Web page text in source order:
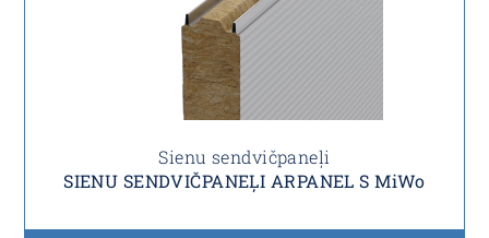
Sienu sendvičpaneļi
SIENU SENDVIČPANEĻI ARPANEL S MiWo